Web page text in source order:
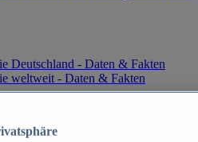
Deutschland - Daten & Fakten
weltweit - Daten & Fakten